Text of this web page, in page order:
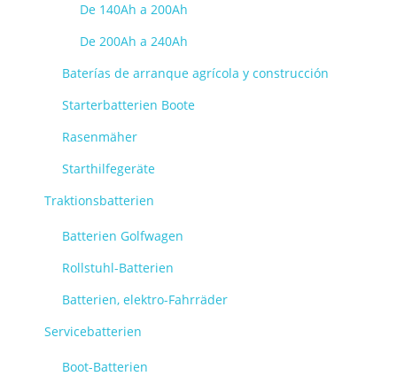
De 140Ah a 200Ah
De 200Ah a 240Ah
Baterías de arranque agrícola y construcción
Starterbatterien Boote
Rasenmäher
Starthilfegeräte
Traktionsbatterien
Batterien Golfwagen
Rollstuhl-Batterien
Batterien, elektro-Fahrräder
Servicebatterien
Boot-Batterien